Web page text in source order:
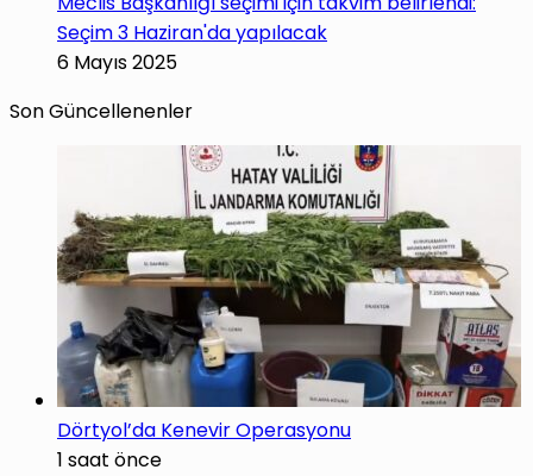
Seçim 3 Haziran'da yapılacak
6 Mayıs 2025
Son Güncellenenler
Dörtyol’da Kenevir Operasyonu
1 saat önce